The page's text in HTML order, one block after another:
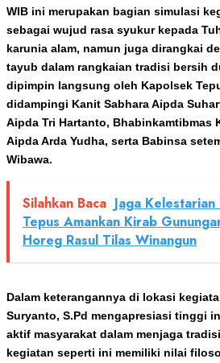
WIB ini merupakan bagian simulasi
sebagai wujud rasa syukur kepada
karunia alam, namun juga dirangkai
tayub dalam rangkaian tradisi bersih
dipimpin langsung oleh Kapolsek
didampingi Kanit Sabhara Aipda
Aipda Tri Hartanto, Bhabinkamtibmas
Aipda Arda Yudha, serta Babinsa
Wibawa.
Silahkan Baca Jaga
Tepus Amankan Kirab
Horeg Rasul Tilas Winangun
Dalam keterangannya di lokasi
Suryanto, S.Pd mengapresiasi tinggi
aktif masyarakat dalam menjaga
kegiatan seperti ini memiliki nilai